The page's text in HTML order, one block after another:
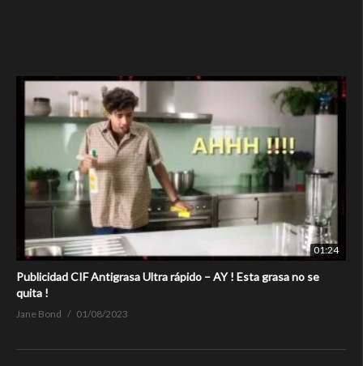
01:24
Publicidad CIF Antigrasa Ultra rápido – AY ! Esta grasa no se
quita !
Jane Bond 01/08/2023